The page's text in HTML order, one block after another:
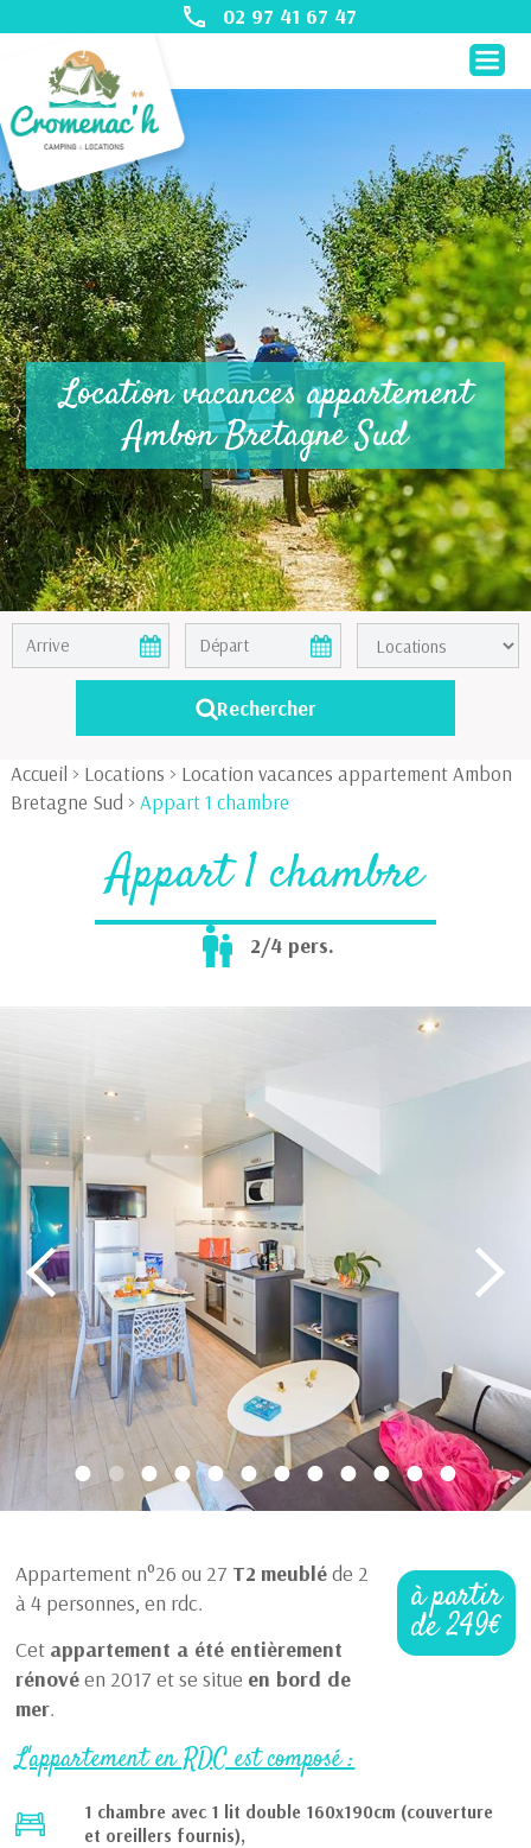
02 97 41 67 47
Location vacances appartement
Ambon Bretagne Sud
Accueil > Locations > Location vacances appartement Ambon
Bretagne Sud > Appart 1 chambre
Appart 1 chambre
2/4 pers.
à partir
de 249€
Appartement n°26 ou 27 T2 meubléde 2
à 4 personnes, en rdc.
Cet appartement a été entièrement
rénovéen 2017 et se situe en bord de
mer.
L'appartement en RDC est composé :
1 chambre avec 1 lit double 160x190cm (couverture
et oreillers fournis),